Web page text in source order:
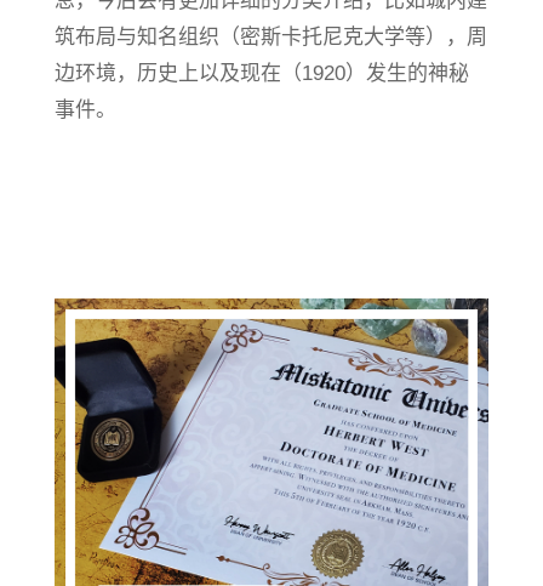
筑布局与知名组织（密斯卡托尼克大学等），周
边环境，历史上以及现在（1920）发生的神秘
事件。